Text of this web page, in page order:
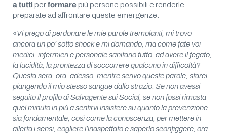
a tutti performarepiù persone possibili e renderle
preparate ad affrontare queste emergenze.
«Vi prego di perdonare le mie parole tremolanti, mi trovo
ancora un po’ sotto shock e mi domando, ma come fate voi
medici, infermieri e personale sanitario tutto, ad avere il fegato,
la lucidità, la prontezza di soccorrere qualcuno in difficoltà?
Questa sera, ora, adesso, mentre scrivo queste parole, starei
piangendo il mio stesso sangue dallo strazio. Se non avessi
seguito il profilo di Salvagente sui Social, se non fossi rimasta
quel minuto in più a sentirvi insistere su quanto la prevenzione
sia fondamentale, così come la conoscenza, per mettere in
allerta i sensi, cogliere l’inaspettato e saperlo sconfiggere, ora